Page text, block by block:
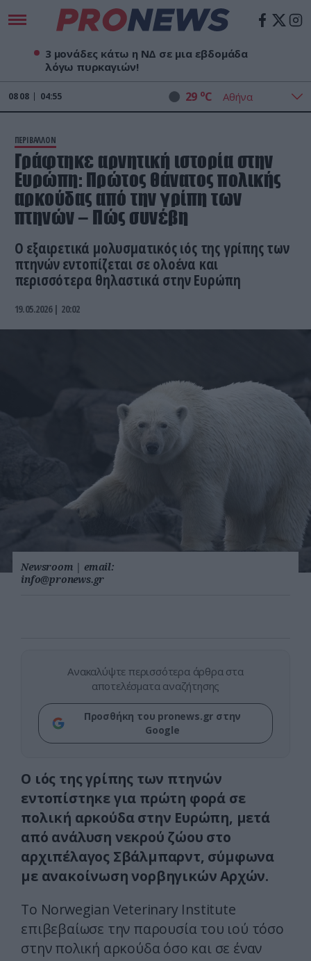
3 μονάδες κάτω η ΝΔ σε μια εβδομάδα
λόγω πυρκαγιών!
08 08 04:55 29 oC
ΠΕΡΙΒΑΛΛΟΝ
Γράφτηκε αρνητική ιστορία στην
Ευρώπη: Πρώτος θάνατος πολικής
αρκούδας από την γρίπη των
πτηνών – Πώς συνέβη
Ο εξαιρετικά μολυσματικός ιός της γρίπης των
πτηνών εντοπίζεται σε ολοένα και
περισσότερα θηλαστικά στην Ευρώπη
19.05.2026 | 20:02
Newsroom | email:
info@pronews.gr
Ανακαλύψτε περισσότερα άρθρα στα
αποτελέσματα αναζήτησης
Προσθήκη του pronews.gr στην
Google
Ο ιός της γρίπης των πτηνών
εντοπίστηκε για πρώτη φορά σε
πολική αρκούδα στην Ευρώπη, μετά
από ανάλυση νεκρού ζώου στο
αρχιπέλαγος Σβάλμπαρντ, σύμφωνα
με ανακοίνωση νορβηγικών Αρχών.
Το Norwegian Veterinary Institute
επιβεβαίωσε την παρουσία του ιού τόσο
στην πολική αρκούδα όσο και σε έναν